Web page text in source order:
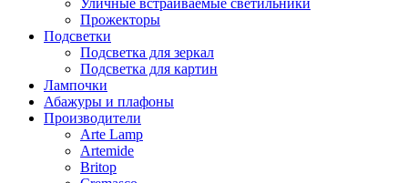
Уличные встраиваемые светильники
Прожекторы
Подсветки
Подсветка для зеркал
Подсветка для картин
Лампочки
Абажуры и плафоны
Производители
Arte Lamp
Artemide
Britop